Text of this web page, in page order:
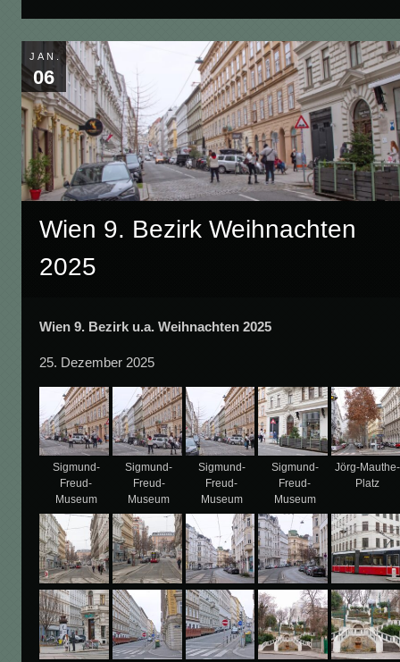
JAN.
06
Wien 9. Bezirk Weihnachten
2025
Wien 9. Bezirk u.a. Weihnachten 2025
25. Dezember 2025
Sigmund-
Freud-
Museum
Sigmund-
Freud-
Museum
Sigmund-
Freud-
Museum
Sigmund-
Freud-
Museum
Jörg-Mauthe-
Platz